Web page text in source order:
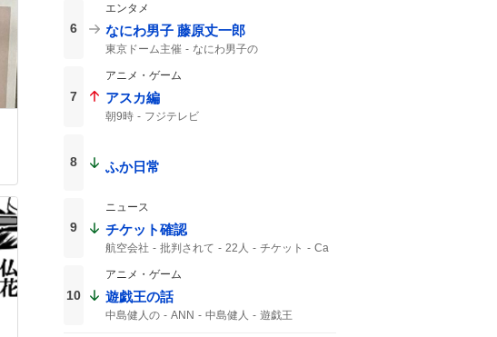
6
エンタメ
なにわ男子 藤原丈一郎
東京ドーム主催
なにわ男子の
東京ドーム
7
アニメ・ゲーム
アスカ編
朝9時 フジテレビ
8 ふか日常
9
ニュース
チケット確認
航空会社 批判されて 22人 チケット Ca
10
アニメ・ゲーム
遊戯王の話
中島健人の ANN 中島健人 遊戯王